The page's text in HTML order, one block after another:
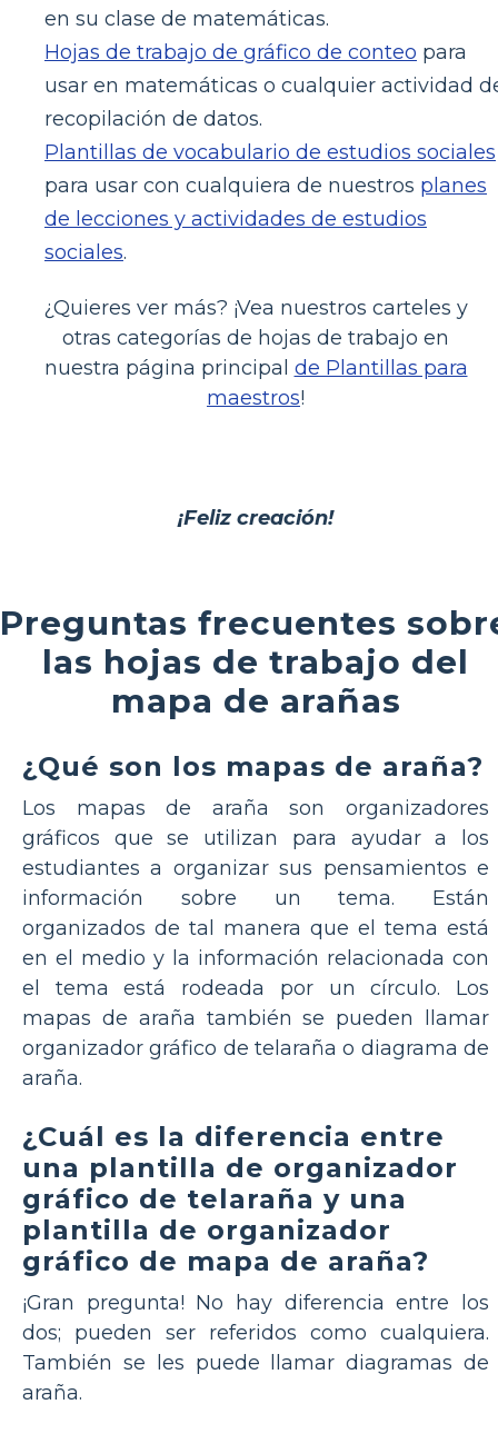
en su clase de matemáticas.
Hojas de trabajo de gráfico de conteo para
usar en matemáticas o cualquier actividad
recopilación de datos.
Plantillas de vocabulario de estudios sociales
para usar con cualquiera de nuestros planes
de lecciones y actividades de estudios
sociales.
¿Quieres ver más? ¡Vea nuestros carteles y
otras categorías de hojas de trabajo en
nuestra página principal de Plantillas para
maestros!
¡Feliz creación!
Preguntas frecuentes
las hojas de trabajo del
mapa de arañas
¿Qué son los mapas de araña?
Los mapas de araña son organizadores
gráficos que se utilizan para ayudar a los
estudiantes a organizar sus pensamientos e
información sobre un tema. Están
organizados de tal manera que el tema está
en el medio y la información relacionada con
el tema está rodeada por un círculo. Los
mapas de araña también se pueden llamar
organizador gráfico de telaraña o diagrama de
araña.
¿Cuál es la diferencia entre
una plantilla de organizador
gráfico de telaraña y una
plantilla de organizador
gráfico de mapa de araña?
¡Gran pregunta! No hay diferencia entre los
dos; pueden ser referidos como cualquiera.
También se les puede llamar diagramas de
araña.